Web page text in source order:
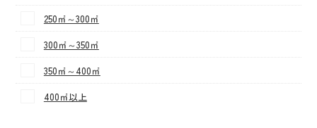
250㎡～300㎡
300㎡～350㎡
350㎡～400㎡
400㎡以上